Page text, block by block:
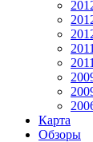
Карта
Обзоры